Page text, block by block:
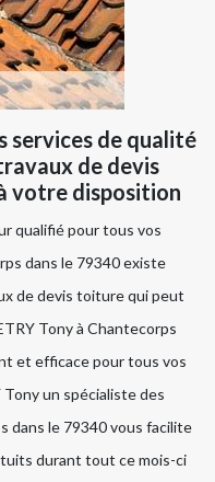
services de qualité
de devis
votre disposition
qualifié pour tous vos
dans le 79340 existe
de devis toiture qui peut
Tony à Chantecorps
et efficace pour tous vos
un spécialiste des
dans le 79340 vous facilite
durant tout ce mois-ci